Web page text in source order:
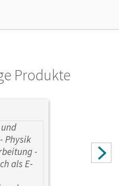
Print-Titel nutzen möchten.
Claudia; Theis, Sven;
Produkte